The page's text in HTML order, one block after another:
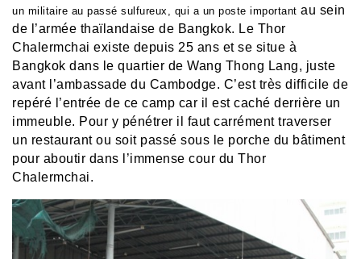
un militaire au passé sulfureux, qui a un poste important au sein
de l’armée thaïlandaise de Bangkok. Le Thor
Chalermchai existe depuis 25 ans et se situe à
Bangkok dans le quartier de Wang Thong Lang, juste
avant l’ambassade du Cambodge. C’est très difficile de
repéré l’entrée de ce camp car il est caché derrière un
immeuble. Pour y pénétrer il faut carrément traverser
un restaurant ou soit passé sous le porche du bâtiment
pour aboutir dans l’immense cour du Thor
Chalermchai.